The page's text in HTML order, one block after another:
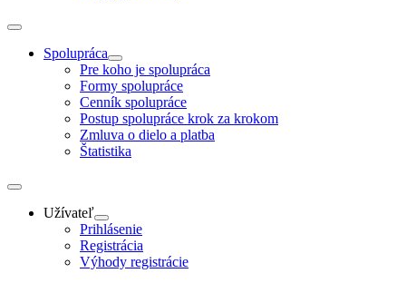
Spolupráca
Pre koho je spolupráca
Formy spolupráce
Cenník spolupráce
Postup spolupráce krok za krokom
Zmluva o dielo a platba
Štatistika
Užívateľ
Prihlásenie
Registrácia
Výhody registrácie